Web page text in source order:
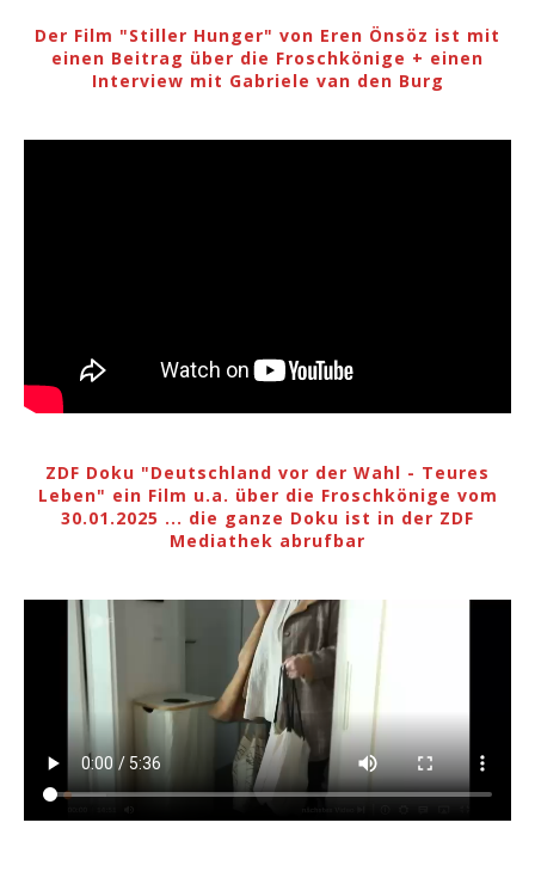
Der Film "Stiller Hunger" von Eren Önsöz ist mit
einen Beitrag über die Froschkönige + einen
Interview mit Gabriele van den Burg
ZDF Doku "Deutschland vor der Wahl - Teures
Leben" ein Film u.a. über die Froschkönige vom
30.01.2025 ... die ganze Doku ist in der ZDF
Mediathek abrufbar